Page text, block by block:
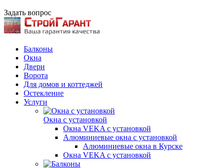
Задать вопрос
Балконы
Окна
Двери
Ворота
Для домов и коттеджей
Остекление
Услуги
Окна с установкой
Окна VEKA с установкой
Алюминиевые окна с установкой
Алюминиевые окна в Курске
Окна VEKA с установкой